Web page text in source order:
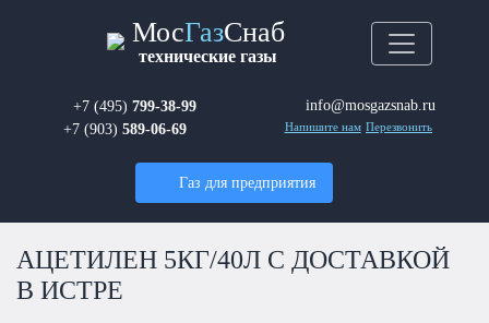
МосГазСнаб
технические газы
+7 (495) 799-38-99
+7 (903) 589-06-69
info@mosgazsnab.ru
Напишите нам Перезвонить
Газ для предприятия
АЦЕТИЛЕН 5КГ/40Л С ДОСТАВКОЙ
В ИСТРЕ